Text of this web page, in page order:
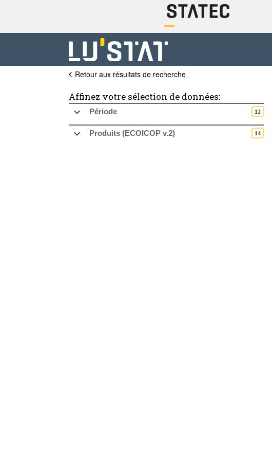
Retour aux résultats de recherche
Affinez votre sélection de données:
Période 12
Produits (ECOICOP v.2) 14